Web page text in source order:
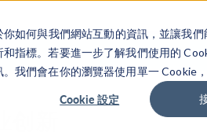
如何與我們網站互動的資訊，並讓我
指標。若要進一步了解我們使用的
我們會在你的瀏覽器使用單一 Cookie
Cookie 設定